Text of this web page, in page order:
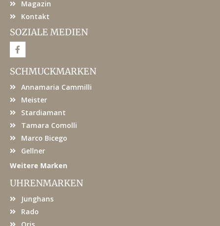
Magazin
Kontakt
SOZIALE MEDIEN
F
a
e
b
o
SCHMUCKMARKEN
Annamaria Cammilli
Meister
Stardiamant
Tamara Comolli
Marco Bicego
Gellner
Weitere Marken
UHRENMARKEN
Junghans
Rado